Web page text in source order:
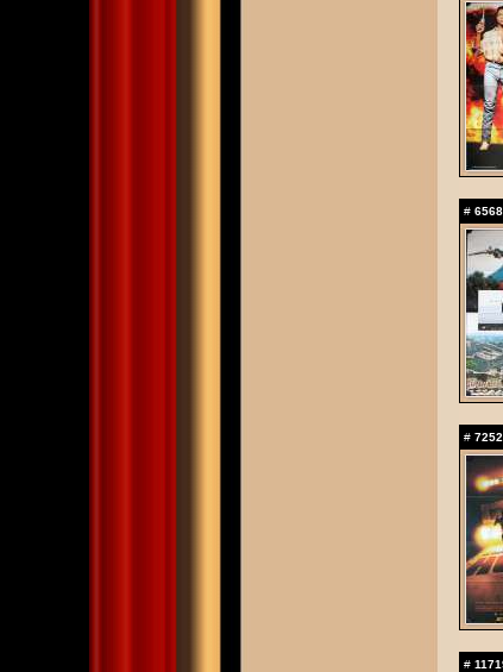
# 6568
# 7252
#